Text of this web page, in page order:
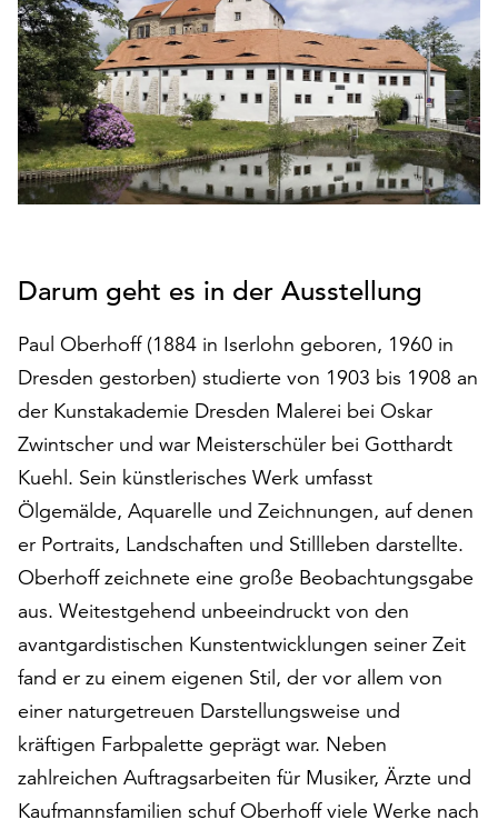
den
Betrieb
der
Seite
notwendig
sind
(funktionale
Cookies),
lediglich
anonymen
Statistikzwecken
genutzt
Klicken
Sie
auf
„Alle
akzeptieren“,
alle
Cookies
zu
akzeptieren.
Sie
können
Ihr
Einverständnis
Darum geht es in der Ausstellung
Paul Oberhoff (1884 in Iserlohn geboren, 1960 in
Dresden gestorben) studierte von 1903 bis 1908 an
der Kunstakademie Dresden Malerei bei Oskar
Zwintscher und war Meisterschüler bei Gotthardt
Kuehl. Sein künstlerisches Werk umfasst
Ölgemälde, Aquarelle und Zeichnungen, auf denen
er Portraits, Landschaften und Stillleben darstellte.
Oberhoff zeichnete eine große Beobachtungsgabe
aus. Weitestgehend unbeeindruckt von den
avantgardistischen Kunstentwicklungen seiner Zeit
fand er zu einem eigenen Stil, der vor allem von
einer naturgetreuen Darstellungsweise und
kräftigen Farbpalette geprägt war. Neben
zahlreichen Auftragsarbeiten für Musiker, Ärzte und
Kaufmannsfamilien schuf Oberhoff viele Werke nach